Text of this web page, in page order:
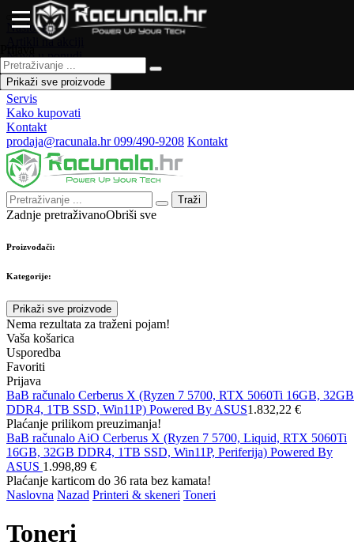
Naslovna
Artikli na akciji
Novo u ponudi
Česta pitanja
Forum
Servis
Kako kupovati
Kontakt
prodaja@racunala.hr099/490-9208 Kontakt
Traži
Zadnje pretraživanoObriši sve
Proizvođači:
Kategorije:
Prikaži sve proizvode
Nema rezultata za traženi pojam!
Vaša košarica
Usporedba
Favoriti
Prijava
Prikaži sve proizvode
BaB računalo Cerberus X (Ryzen 7 5700, RTX 5060Ti 16GB, 32GB
DDR4, 1TB SSD, Win11P) Powered By ASUS1.832,22 €
Plaćanje prilikom preuzimanja!
BaB računalo AiO Cerberus X (Ryzen 7 5700, Liquid, RTX 5060Ti
16GB, 32GB DDR4, 1TB SSD, Win11P, Periferija) Powered By
ASUS 1.998,89 €
Plaćanje karticom do 36 rata bez kamata!
Naslovna Nazad Printeri & skeneri Toneri
Toneri